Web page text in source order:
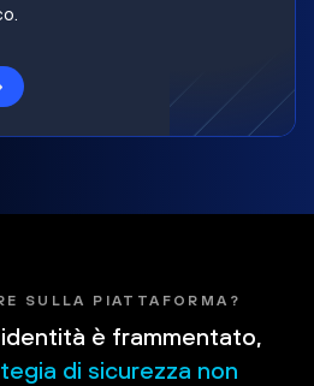
SULLA PIATTAFORMA?
è frammentato,
di sicurezza non